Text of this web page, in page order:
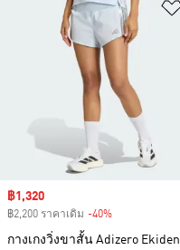
Sale price
฿1,320
฿2,200 ราคาเดิม -40%
กางเกงวิ่งขาสั้น Adizero Ekiden